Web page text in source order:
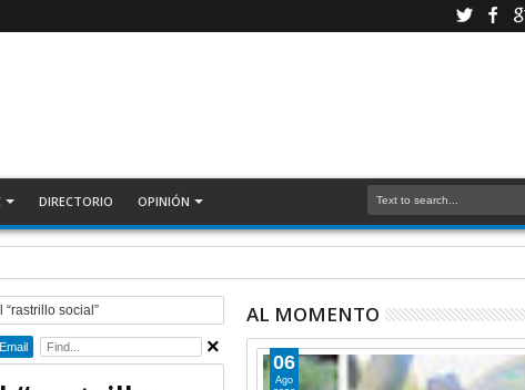
DIRECTORIO OPINIÓN
sucia: Octavio Martínez INFORMATIVA
social”
Email
AL MOMENTO
06
Ago